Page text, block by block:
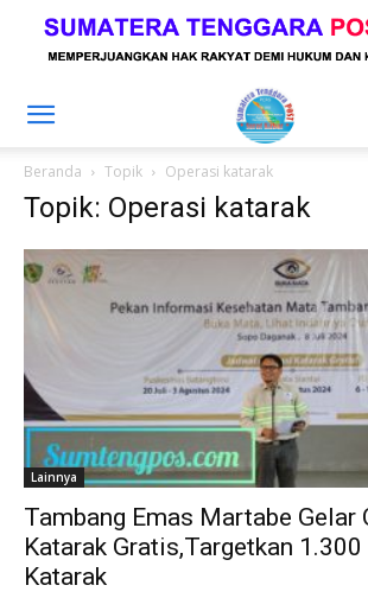
Beranda Topik Operasi katarak
Topik: Operasi katarak
Lainnya
Tambang Emas Martabe Gelar
Katarak Gratis,Targetkan
Katarak